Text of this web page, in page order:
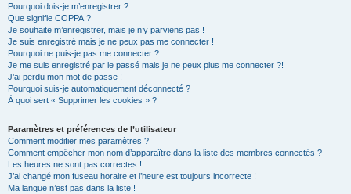
Pourquoi dois-je m’enregistrer ?
Que signifie COPPA ?
Je souhaite m’enregistrer, mais je n’y parviens pas !
Je suis enregistré mais je ne peux pas me connecter !
Pourquoi ne puis-je pas me connecter ?
Je me suis enregistré par le passé mais je ne peux plus me connecter ?!
J’ai perdu mon mot de passe !
Pourquoi suis-je automatiquement déconnecté ?
À quoi sert « Supprimer les cookies » ?
Paramètres et préférences de l’utilisateur
Comment modifier mes paramètres ?
Comment empêcher mon nom d’apparaître dans la liste des membres connectés ?
Les heures ne sont pas correctes !
J’ai changé mon fuseau horaire et l’heure est toujours incorrecte !
Ma langue n’est pas dans la liste !